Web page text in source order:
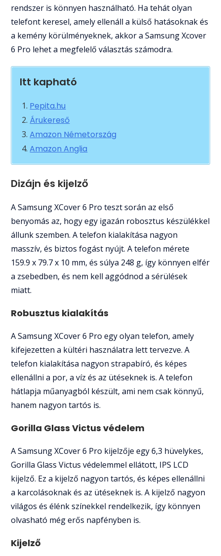
rendszer is könnyen használható. Ha tehát olyan
telefont keresel, amely ellenáll a külső hatásoknak és
a kemény körülményeknek, akkor a Samsung Xcover
6 Pro lehet a megfelelő választás számodra.
Itt kapható
Pepita.hu
Árukereső
Amazon Németország
Amazon Anglia
Dizájn és kijelző
A Samsung XCover 6 Pro teszt során az első
benyomás az, hogy egy igazán robosztus készülékkel
állunk szemben. A telefon kialakítása nagyon
masszív, és biztos fogást nyújt. A telefon mérete
159.9 x 79.7 x 10 mm, és súlya 248 g, így könnyen elfér
a zsebedben, és nem kell aggódnod a sérülések
miatt.
Robusztus kialakítás
A Samsung XCover 6 Pro egy olyan telefon, amely
kifejezetten a kültéri használatra lett tervezve. A
telefon kialakítása nagyon strapabíró, és képes
ellenállni a por, a víz és az ütéseknek is. A telefon
hátlapja műanyagból készült, ami nem csak könnyű,
hanem nagyon tartós is.
Gorilla Glass Victus védelem
A Samsung XCover 6 Pro kijelzője egy 6,3 hüvelykes,
Gorilla Glass Victus védelemmel ellátott, IPS LCD
kijelző. Ez a kijelző nagyon tartós, és képes ellenállni
a karcolásoknak és az ütéseknek is. A kijelző nagyon
világos és élénk színekkel rendelkezik, így könnyen
olvasható még erős napfényben is.
Kijelző